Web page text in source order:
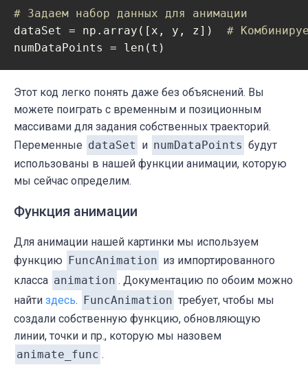
# Задаем набор данных для анимации
dataSet = np.array([x, y, z]) #
numDataPoints = len(t)
Этот код легко понять даже без объяснений. Вы
можете поиграть с временным и позиционным
массивами для задания собственных траекторий.
Переменные dataSet и numDataPoints будут
использованы в нашей функции анимации, которую
мы сейчас определим.
Функция анимации
Для анимации нашей картинки мы используем
функцию FuncAnimation из импортированного
класса animation . Документацию по обоим можно
найти здесь. FuncAnimation требует, чтобы мы
создали собственную функцию, обновляющую
линии, точки и пр., которую мы назовем
animate_func .